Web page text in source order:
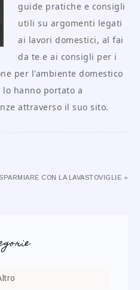
guide pratiche e consigli
utili su argomenti legati
ai lavori domestici, al fai
da te e ai consigli per i
per l'ambiente domestico
hanno portato a
attraverso il suo sito.
CON LA LAVASTOVIGLIE »